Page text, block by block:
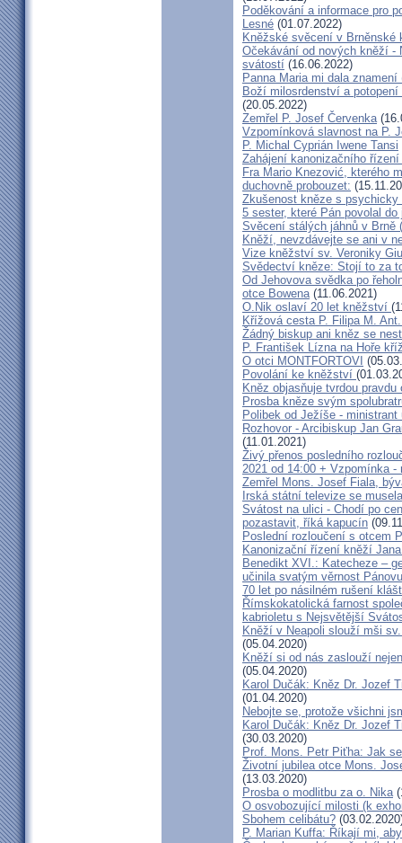
Poděkování a informace pro
Lesné (01.07.2022)
Kněžské svěcení v Brněnské
Očekávání od nových kněží -
svátostí (16.06.2022)
Panna Maria mi dala
Boží milosrdenství a
(20.05.2022)
Zemřel P. Josef Červenka
Vzpomínková slavnost na P.
P. Michal Cyprián Iwene Tansi
Zahájení kanonizačního
Fra Mario Knezović, kterého
duchovně probouzet:
Zkušenost kněze s psychicky
5 sester, které Pán povolal do
Svěcení stálých jáhnů v Brně
Kněží, nevzdávejte se ani v
Vize kněžství sv. Veroniky
Svědectví kněze: Stojí to za
Od Jehovova svědka po
otce Bowena(11.06.2021)
O.Nik oslaví 20 let kněžství
Křížová cesta P. Filipa M.
Žádný biskup ani kněz se
P. František Lízna na Hoře
O otci MONTFORTOVI
Povolání ke kněžství
Kněz objasňuje tvrdou
Prosba kněze svým
Polibek od Ježíše -
Rozhovor - Arcibiskup Jan
(11.01.2021)
Živý přenos posledního
2021 od 14:00 + Vzpomínka
Zemřel Mons. Josef Fiala,
Irská státní televize se
Svátost na ulici - Chodí po
pozastavit, říká kapucín
Poslední rozloučení s otcem
Kanonizační řízení kněží
Benedikt XVI.: Katecheze –
učinila svatým věrnost
70 let po násilném rušení
Římskokatolická farnost
kabrioletu s Nejsvětější
Kněží v Neapoli slouží mši
(05.04.2020)
Kněží si od nás zaslouží
(05.04.2020)
Karol Dučák: Kněz Dr. Jozef
(01.04.2020)
Nebojte se, protože všichni
Karol Dučák: Kněz Dr. Jozef
(30.03.2020)
Prof. Mons. Petr Piťha: Jak
Životní jubilea otce Mons.
(13.03.2020)
Prosba o modlitbu za o. Nika
O osvobozující milosti (k
Sbohem celibátu?
P. Marian Kuffa: Říkají mi,